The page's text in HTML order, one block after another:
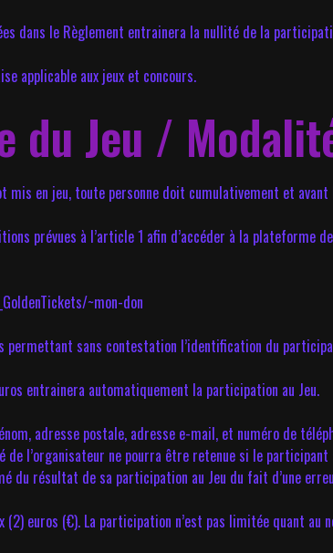
dans le Règlement entrainera la nullité de la
applicable aux jeux et concours.
Jeu /
en jeu, toute personne doit cumulativement et avant
prévues à l’article 1 afin d’accéder à la
~mon-don
sans contestation l’identification du
entrainera automatiquement la participation au Jeu.
adresse postale, adresse e-mail, et numéro de
l’organisateur ne pourra être retenue si le
du résultat de sa participation au Jeu du fait d’une
euros (€). La participation n’est pas limitée quant au